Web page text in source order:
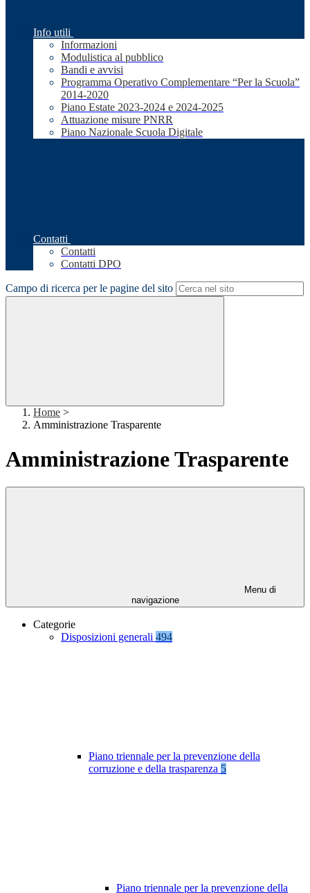
Info utili
Informazioni
Modulistica al pubblico
Bandi e avvisi
Programma Operativo Complementare “Per la Scuola”
2014-2020
Piano Estate 2023-2024 e 2024-2025
Attuazione misure PNRR
Piano Nazionale Scuola Digitale
Contatti
Contatti
Contatti DPO
Campo di ricerca per le pagine del sito
Home >
Amministrazione Trasparente
Amministrazione Trasparente
Menu di
navigazione
Categorie
Disposizioni generali 494
Piano triennale per la prevenzione della
corruzione e della trasparenza 5
Piano triennale per la prevenzione della